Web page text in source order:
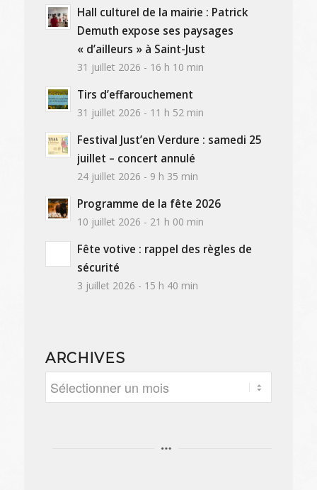
Hall culturel de la mairie : Patrick
Demuth expose ses paysages
« d’ailleurs » à Saint-Just
31 juillet 2026 - 16 h 10 min
Tirs d’effarouchement
31 juillet 2026 - 11 h 52 min
Festival Just’en Verdure : samedi 25
juillet – concert annulé
24 juillet 2026 - 9 h 35 min
Programme de la fête 2026
10 juillet 2026 - 21 h 00 min
Fête votive : rappel des règles de
sécurité
3 juillet 2026 - 15 h 40 min
ARCHIVES